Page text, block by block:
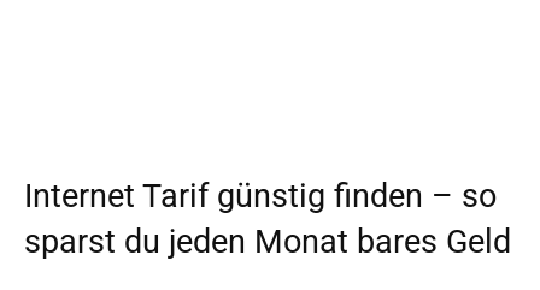
Internet Tarif günstig finden – so
sparst du jeden Monat bares Geld